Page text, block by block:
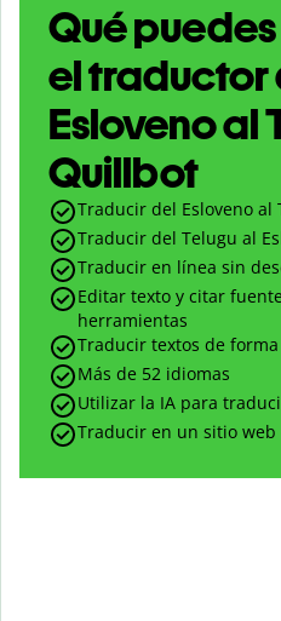
Qué
el traductor
Esloveno al
Quillbot
Traducir del Esloveno al
Traducir del Telugu al
Traducir en línea sin
Editar texto y citar
herramientas
Traducir textos de
Más de 52 idiomas
Utilizar la IA para
Traducir en un sitio